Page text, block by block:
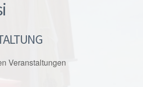
Veranstaltungen